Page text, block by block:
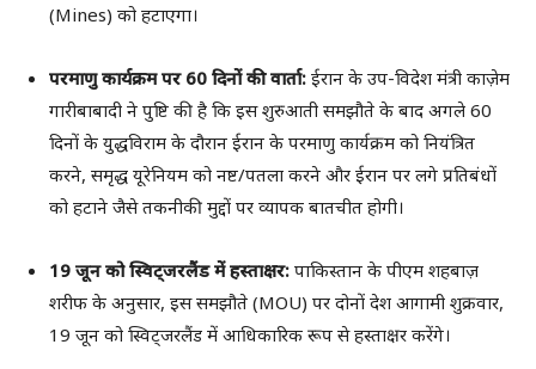
(Mines) को हटाएगा।
परमाणु कार्यक्रम पर 60 दिनों की वार्ता: ईरान के उप-विदेश मंत्री काज़ेम
गारीबाबादी ने पुष्टि की है कि इस शुरुआती समझौते के बाद अगले 60
दिनों के युद्धविराम के दौरान ईरान के परमाणु कार्यक्रम को नियंत्रित
करने, समृद्ध यूरेनियम को नष्ट/पतला करने और ईरान पर लगे प्रतिबंधों
को हटाने जैसे तकनीकी मुद्दों पर व्यापक बातचीत होगी।
19 जून को स्विट्जरलैंड में हस्ताक्षर: पाकिस्तान के पीएम शहबाज़
शरीफ के अनुसार, इस समझौते (MOU) पर दोनों देश आगामी शुक्रवार,
19 जून को स्विट्जरलैंड में आधिकारिक रूप से हस्ताक्षर करेंगे।